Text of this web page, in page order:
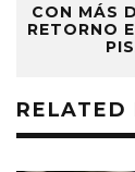
CON MÁS
RETORNO
RELATED